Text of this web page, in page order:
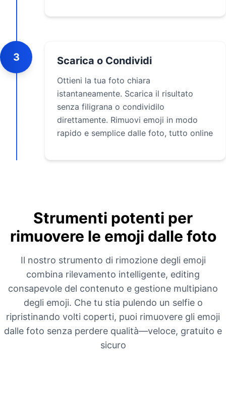
3 Scarica o Condividi
Ottieni la tua foto chiara
istantaneamente. Scarica il risultato
senza filigrana o condividilo
direttamente. Rimuovi emoji in modo
rapido e semplice dalle foto, tutto online
Strumenti potenti per
rimuovere le emoji dalle foto
Il nostro strumento di rimozione degli emoji
combina rilevamento intelligente, editing
consapevole del contenuto e gestione multipiano
degli emoji. Che tu stia pulendo un selfie o
ripristinando volti coperti, puoi rimuovere gli emoji
dalle foto senza perdere qualità—veloce, gratuito e
sicuro